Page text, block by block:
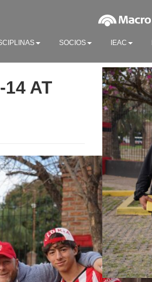
SOCIOS IEAC
14 AT